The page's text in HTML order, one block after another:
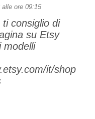
alle ore 09:15
consiglio di
su Etsy
modelli
it/shop